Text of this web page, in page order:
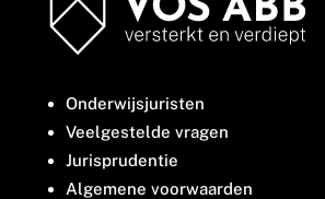
Onderwijsjuristen
Veelgestelde vragen
Jurisprudentie
Algemene voorwaarden